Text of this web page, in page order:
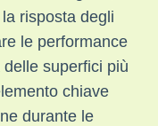
risposta degli
le performance
superfici più
chiave
durante le